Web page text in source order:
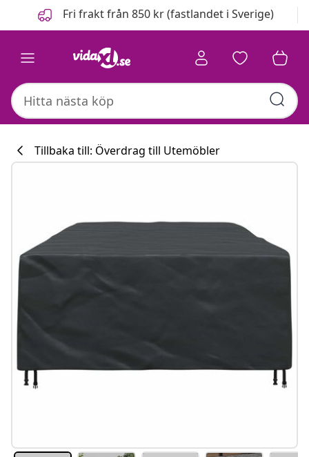
FöregåendeFri frakt från 850 kr (fastlandet i Sverige)
Tillbaka till: Överdrag till Utemöbler